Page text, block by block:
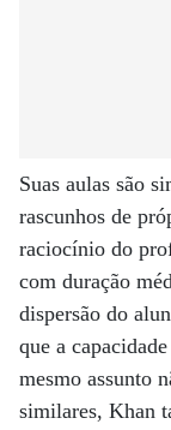
Suas aulas são
rascunhos de
raciocínio do
com duração
dispersão do
que a
mesmo assunto
similares, Khan